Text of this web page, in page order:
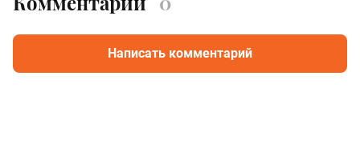
Написать комментарий